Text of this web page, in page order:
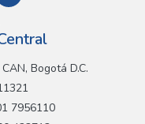
Bogotá D.C.
7956110